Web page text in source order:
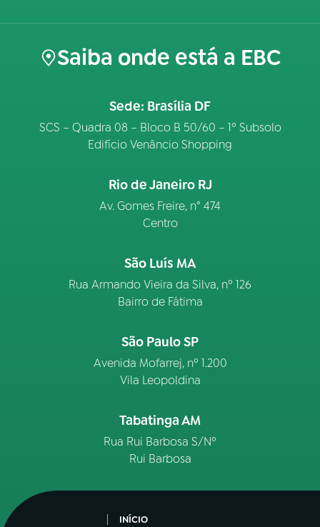
Saiba onde está a EBC
Sede: Brasília DF
SCS – Quadra 08 – Bloco B 50/60 – 1º Subsolo
Edifício Venâncio Shopping
Rio de Janeiro RJ
Av. Gomes Freire, n° 474
Centro
São Luís MA
Rua Armando Vieira da Silva, nº 126
Bairro de Fátima
São Paulo SP
Avenida Mofarrej, nº 1.200
Vila Leopoldina
Tabatinga AM
Rua Rui Barbosa S/Nº
Rui Barbosa
INÍCIO